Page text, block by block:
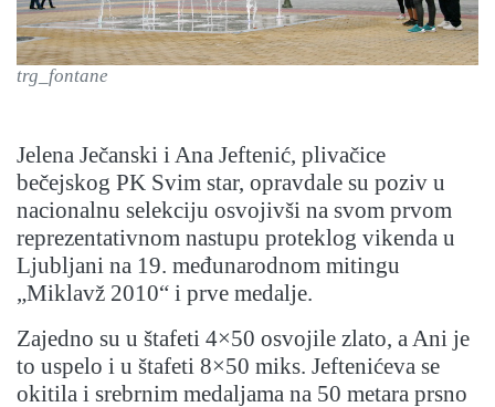
trg_fontane
Jelena Ječanski i Ana Jeftenić, plivačice
bečejskog PK Svim star, opravdale su poziv u
nacionalnu selekciju osvojivši na svom prvom
reprezentativnom nastupu proteklog vikenda u
Ljubljani na 19. međunarodnom mitingu
„Miklavž 2010“ i prve medalje.
Zajedno su u štafeti 4×50 osvojile zlato, a Ani je
to uspelo i u štafeti 8×50 miks. Jeftenićeva se
okitila i srebrnim medaljama na 50 metara prsno